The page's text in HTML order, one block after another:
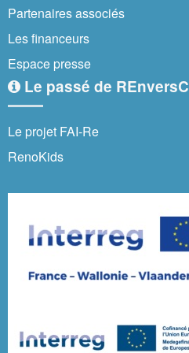
Partenaires associés
Les financeurs
Espace presse
Le passé de REnversC
Le projet FAI-Re
RenoKids